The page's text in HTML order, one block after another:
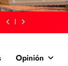
Opinión